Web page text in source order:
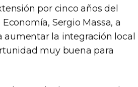
por cinco años del
Sergio Massa, a
la integración local
muy buena para